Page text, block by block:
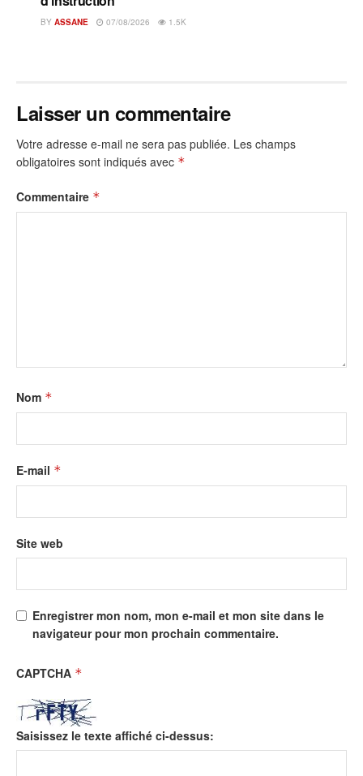
BY ASSANE 07/08/2026 1.5K
Laisser un commentaire
Votre adresse e-mail ne sera pas publiée. Les champs
obligatoires sont indiqués avec *
Commentaire *
Nom *
E-mail *
Site web
Enregistrer mon nom, mon e-mail et mon site dans le
navigateur pour mon prochain commentaire.
CAPTCHA *
Saisissez le texte affiché ci-dessus: